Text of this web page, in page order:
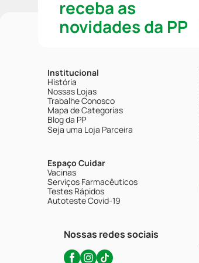
receba as
novidades da PP
Institucional
História
Nossas Lojas
Trabalhe Conosco
Mapa de Categorias
Blog da PP
Seja uma Loja Parceira
Espaço Cuidar
Vacinas
Serviços Farmacêuticos
Testes Rápidos
Autoteste Covid-19
Nossas redes sociais